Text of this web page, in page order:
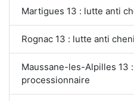
Martigues 13 : lutte anti
Rognac 13 : lutte anti
Maussane-les-Alpilles 13
processionnaire